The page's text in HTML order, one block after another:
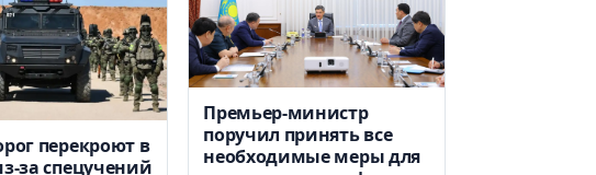
перекроют в
за спецучений
Премьер-министр
поручил принять все
необходимые меры для